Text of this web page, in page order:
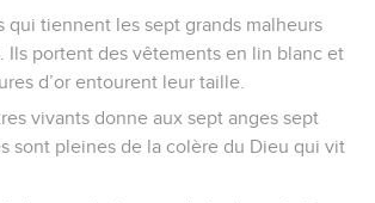
qui tiennent les sept grands malheurs
Ils portent des vêtements en lin blanc et
d’or entourent leur taille.
vivants donne aux sept anges sept
sont pleines de la colère du Dieu qui vit